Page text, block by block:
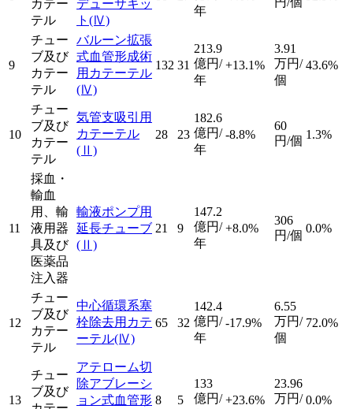
カテー
テル
デューサキッ
ト (Ⅳ)
年
9
チュー
ブ及び
カテー
テル
バルーン拡張
式血管形成術
用カテーテル
(Ⅳ)
132 31
213.9
億円/
年
+13.1%
3.91
万円/
個
43.6%
10
チュー
ブ及び
カテー
テル
気管支吸引用
カテーテル
(Ⅱ)
28 23
182.6
億円/
年
-8.8%
60
円/個 1.3%
11
採血・
輸血
用、輸
液用器
具及び
医薬品
注入器
輸液ポンプ用
延長チューブ
(Ⅱ)
21 9
147.2
億円/
年
+8.0%
306
円/個
0.0%
12
チュー
ブ及び
カテー
テル
中心循環系塞
栓除去用カテ
ーテル(Ⅳ)
65 32
142.4
億円/
年
-17.9%
6.55
万円/
個
72.0%
13
チュー
ブ及び
アテローム切
除アブレーシ
ョン式血管形 8 5
133
億円/ +23.6%
23.96
万円/ 0.0%